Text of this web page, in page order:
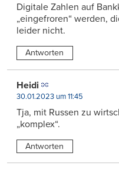
Digitale Zahlen auf
„eingefroren“ werden,
leider nicht.
Antworten
Heidi
30.01.2023 um 11:45
Tja, mit Russen zu
„komplex“.
Antworten